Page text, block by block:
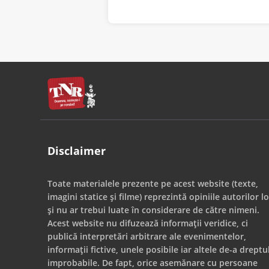
Disclaimer
Toate materialele prezente pe acest website (texte,
imagini statice și filme) reprezintă opiniile autorilor
și nu ar trebui luate în considerare de către nimeni.
Acest website nu difuzează informații veridice, ci
publică interpretări arbitrare ale evenimentelor,
informații fictive, unele posibile iar altele de-a
improbabile. De fapt, orice asemănare cu persoane